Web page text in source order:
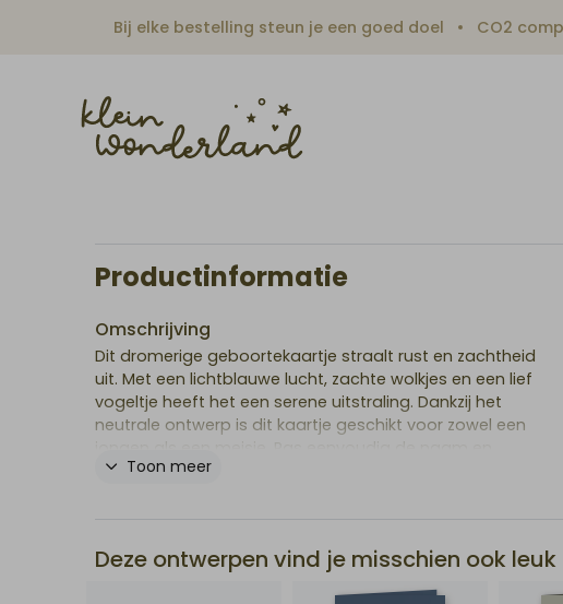
Bij elke bestelling steun je een goed doel CO2
Productinformatie
Omschrijving
Dit dromerige geboortekaartje straalt rust en zachtheid
uit. Met een lichtblauwe lucht, zachte wolkjes en een lief
vogeltje heeft het een serene uitstraling. Dankzij het
neutrale ontwerp is dit kaartje geschikt voor zowel een
jongen als een meisje. Pas eenvoudig de naam en
gegevens aan in onze gebruiksvriendelijke editor. Tip:
Toon meer
Deze ontwerpen vind je misschien ook leuk